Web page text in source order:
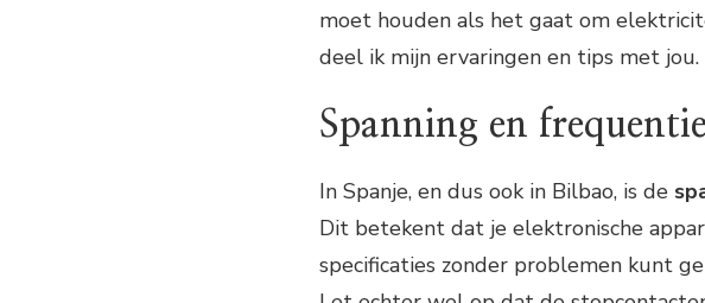
moet houden als het gaat om
deel ik mijn ervaringen en tips met jou.
Spanning en
In Spanje, en dus ook in Bilbao, is de
Dit betekent dat je elektronische
specificaties zonder problemen kunt